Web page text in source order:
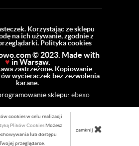
Korzystając ze sklepu
na ich używanie, zgodnie z
Polityka cookies
© 2023. Made with
♥ in Warsaw.
zastrzeżone. Kopiowanie
wycieraczek bez zezwolenia
karane.
sklepu: ebexo
cookies w celu realizacji
Plików Cookies Możesz
lub dostępu
przeglądarce.
zamknij